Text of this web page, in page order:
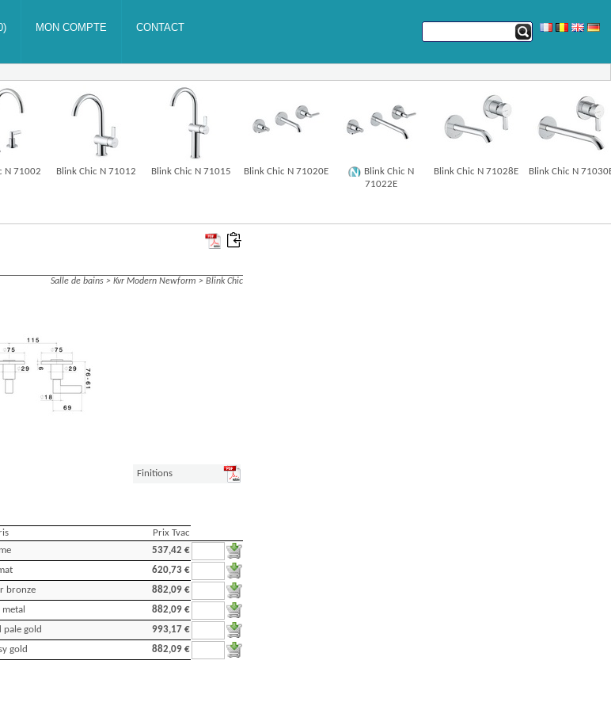
N 71002 Blink Chic N 71012 Blink Chic N 71015 Blink Chic N 71020E
Blink Chic N
71022E
Blink Chic N 71028E Blink Chic N